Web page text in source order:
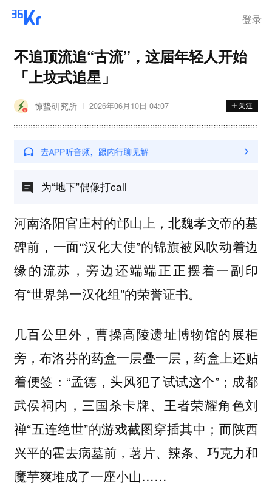
登录
不追顶流追“古流”，这届年轻人开始
「上坟式追星」
惊蛰研究所 2026年06月10日 04:07
为“地下”偶像打call
河南洛阳官庄村的邙山上，北魏孝文帝的墓
碑前，一面“汉化大使”的锦旗被风吹动着边
缘的流苏，旁边还端端正正摆着一副印
有“世界第一汉化组”的荣誉证书。
几百公里外，曹操高陵遗址博物馆的展柜
旁，布洛芬的药盒一层叠一层，药盒上还贴
着便签：“孟德，头风犯了试试这个”；成都
武侯祠内，三国杀卡牌、王者荣耀角色刘
禅“五连绝世”的游戏截图穿插其中；而陕西
兴平的霍去病墓前，薯片、辣条、巧克力和
魔芋爽堆成了一座小山……